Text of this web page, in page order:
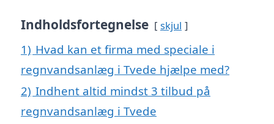
Indholdsfortegnelse skjul
1) Hvad kan et firma med speciale i
regnvandsanlæg i Tvede hjælpe med?
2) Indhent altid mindst 3 tilbud på
regnvandsanlæg i Tvede